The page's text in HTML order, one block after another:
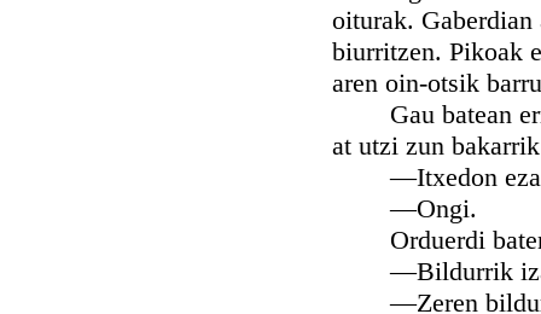
oiturak.
biurritzen. Pikoak
aren oin-otsik
Gau batean
at utzi zun
—Itxedon ezak
—Ongi.
Orduerdi baten
—Bildurrik
—Zeren